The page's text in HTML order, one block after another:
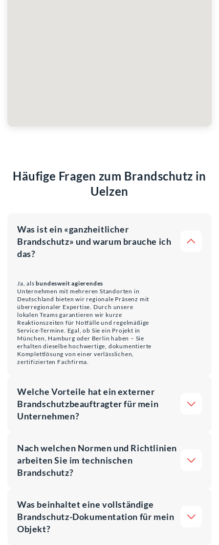
Häufige Fragen zum Brandschutz in
Uelzen
Was ist ein «ganzheitlicher
Brandschutz» und warum brauche ich
das?
Ja, alsbundesweit agierendes
Unternehmen mit mehreren Standorten in
Deutschland bieten wir regionale Präsenz mit
überregionaler Expertise. Durch unsere
lokalen Teams garantieren wir kurze
Reaktionszeiten für Notfälle und regelmäßige
Service-Termine. Egal, ob Sie ein Projekt in
München, Hamburg oder Berlin haben – Sie
erhalten dieselbe hochwertige, dokumentierte
Komplettlösung von einer verlässlichen,
zertifizierten Fachfirma.
Welche Vorteile hat ein externer
Brandschutzbeauftragter für mein
Unternehmen?
Nach welchen Normen und Richtlinien
arbeiten Sie im technischen
Brandschutz?
Was beinhaltet eine vollständige
Brandschutz-Dokumentation für mein
Objekt?